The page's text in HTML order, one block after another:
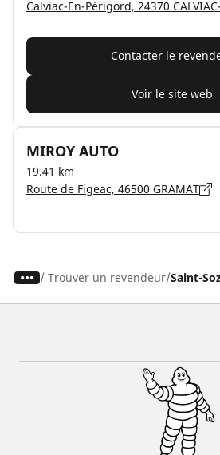
Calviac-En-Périgord, 24370
Contacter le
Voir le site web
MIROY AUTO
19.41 km
Route de Figeac, 46500 GRAMAT
/ Trouver un revendeur Saint-